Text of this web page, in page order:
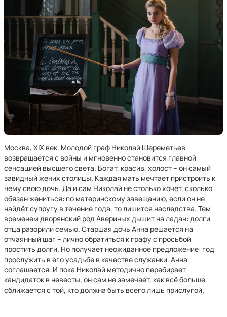
Москва, XIX век. Молодой граф Николай Шереметьев
возвращается с войны и мгновенно становится главной
сенсацией высшего света. Богат, красив, холост – он самый
завидный жених столицы. Каждая мать мечтает пристроить к
нему свою дочь. Да и сам Николай не столько хочет, сколько
обязан жениться: по материнскому завещанию, если он не
найдёт супругу в течение года, то лишится наследства. Тем
временем дворянский род Авериных дышит на ладан: долги
отца разорили семью. Старшая дочь Анна решается на
отчаянный шаг – лично обратиться к графу с просьбой
простить долги. Но получает неожиданное предложение: год
прослужить в его усадьбе в качестве служанки. Анна
соглашается. И пока Николай методично перебирает
кандидаток в невесты, он сам не замечает, как всё больше
сближается с той, кто должна быть всего лишь прислугой.